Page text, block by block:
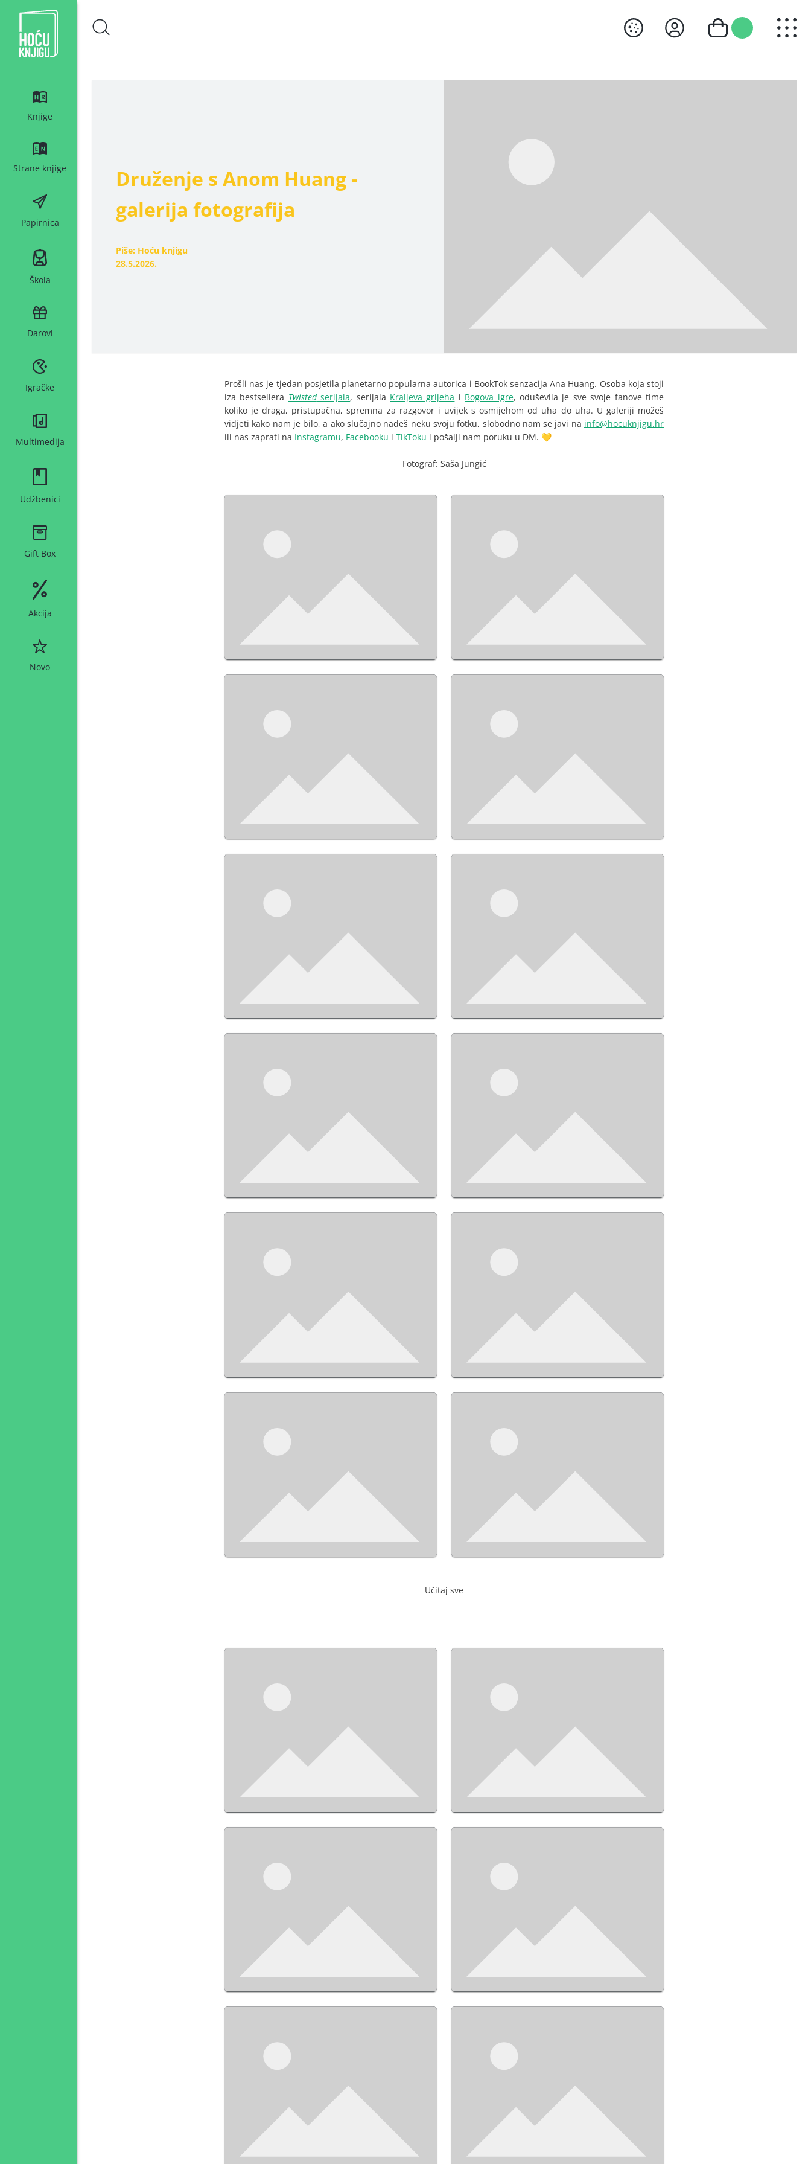
Hoću knjigu bijeli logo
Knjige
Strane knjige
Papirnica
Škola
Darovi
Igračke
Multimedija
Udžbenici
Gift Box
Akcija
Novo
Druženje s Anom Huang -
galerija fotografija
Piše: Hoću knjigu
28.5.2026.
Prošli nas je tjedan posjetila planetarno popularna autorica i BookTok senzacija Ana Huang. Osoba koja stoji
iza bestsellera Twistedserijala, serijala Kraljeva grijeha i Bogova igre, oduševila je sve svoje fanove time
koliko je draga, pristupačna, spremna za razgovor i uvijek s osmijehom od uha do uha. U galeriji možeš
vidjeti kako nam je bilo, a ako slučajno nađeš neku svoju fotku, slobodno nam se javi na info@hocuknjigu.hr
ili nas zaprati na Instagramu, Facebooku i TikToku i pošalji nam poruku u DM. 💛
Fotograf: Saša Jungić
Učitaj sve